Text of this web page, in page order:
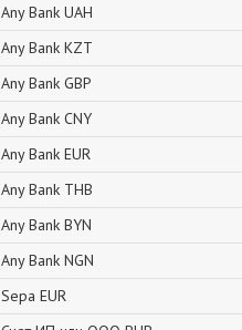
Any Bank UAH
Any Bank KZT
Any Bank GBP
Any Bank CNY
Any Bank EUR
Any Bank THB
Any Bank BYN
Any Bank NGN
Sepa EUR